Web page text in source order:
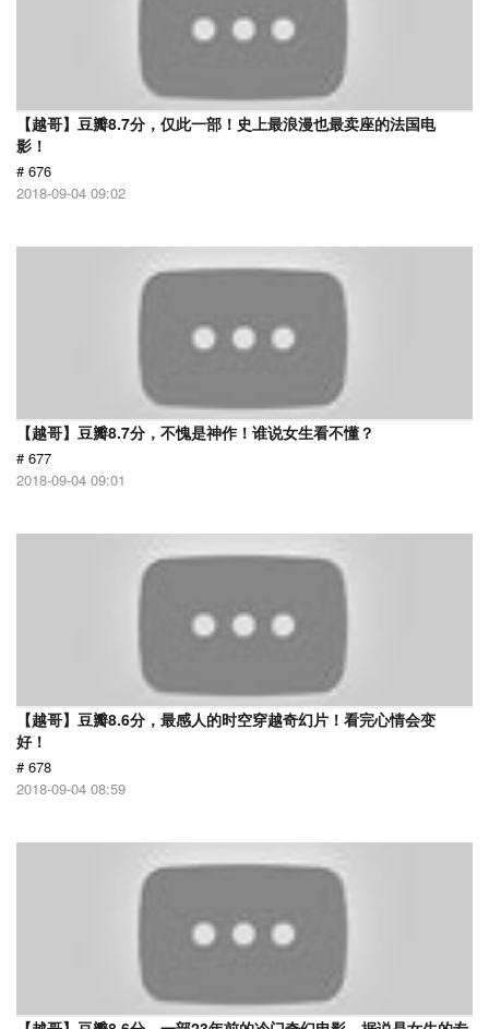
【越哥】豆瓣8.7分，仅此一部！史上最浪漫也最卖座的法国电
影！
# 676
2018-09-04 09:02
【越哥】豆瓣8.7分，不愧是神作！谁说女生看不懂？
# 677
2018-09-04 09:01
【越哥】豆瓣8.6分，最感人的时空穿越奇幻片！看完心情会变
好！
# 678
2018-09-04 08:59